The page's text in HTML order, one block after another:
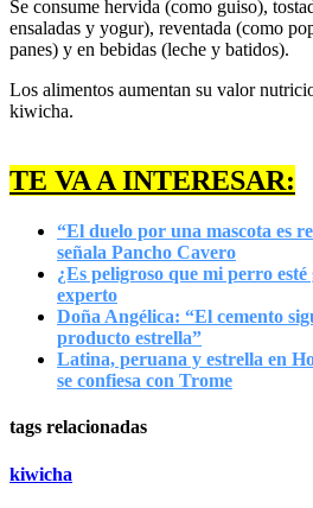
Se consume hervida (como guiso),
ensaladas y yogur), reventada (como
panes) y en bebidas (leche y batidos).
Los alimentos aumentan su valor
kiwicha.
TE VA A INTERESAR:
“El duelo por una mascota es
señala Pancho Cavero
¿Es peligroso que mi perro
experto
Doña Angélica: “El cemento
producto estrella”
Latina, peruana y estrella en
se confiesa con Trome
tags relacionadas
kiwicha